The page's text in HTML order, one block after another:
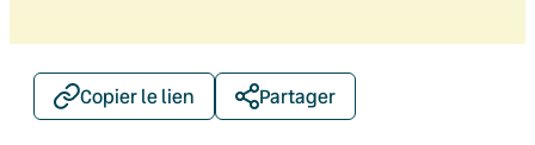
Copier le lien Partager